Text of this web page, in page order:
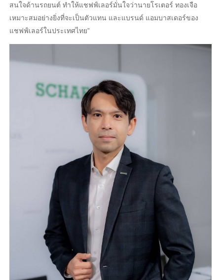
สนใจด้านรถยนต์ ทำให้แชฟฟ์เลอร์มั่นใจว่านายโรเตอร์ ทองเจือ
เหมาะสมอย่างยิ่งที่จะเป็นตัวแทน และแบรนด์ แอมบาสเดอร์ของ
แชฟฟ์เลอร์ในประเทศไทย”